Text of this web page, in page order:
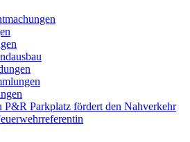
P&R Parkplatz fördert den Nahverkehr